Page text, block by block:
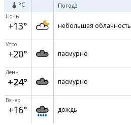
°C Погода
Ночь
+13° небольшая облачность
Утро
+20° пасмурно
День
+24° пасмурно
Вечер
+16° дождь